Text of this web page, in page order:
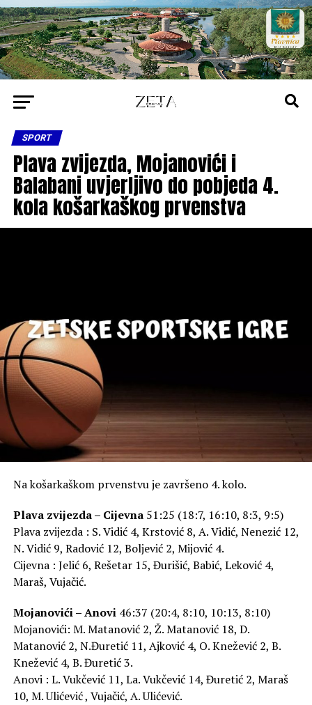
SPORT
Plava zvijezda, Mojanovići i
Balabani uvjerljivo do pobjeda 4.
kola košarkaškog prvenstva
Na košarkaškom prvenstvu je završeno 4. kolo.
Plava zvijezda – Cijevna51:25 (18:7, 16:10, 8:3, 9:5)
Plava zvijezda : S. Vidić 4, Krstović 8, A. Vidić, Nenezić 12,
N. Vidić 9, Radović 12, Boljević 2, Mijović 4.
Cijevna : Jelić 6, Rešetar 15, Đurišić, Babić, Leković 4,
Maraš, Vujačić.
Mojanovići – Anovi46:37 (20:4, 8:10, 10:13, 8:10)
Mojanovići: M. Matanović 2, Ž. Matanović 18, D.
Matanović 2, N.Đuretić 11, Ajković 4, O. Knežević 2, B.
Knežević 4, B. Đuretić 3.
Anovi : L. Vukčević 11, La. Vukčević 14, Đuretić 2, Maraš
10, M. Ulićević , Vujačić, A. Ulićević.